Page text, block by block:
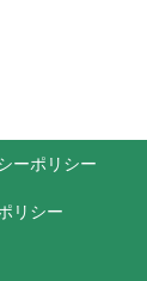
ーポリシー
リシー